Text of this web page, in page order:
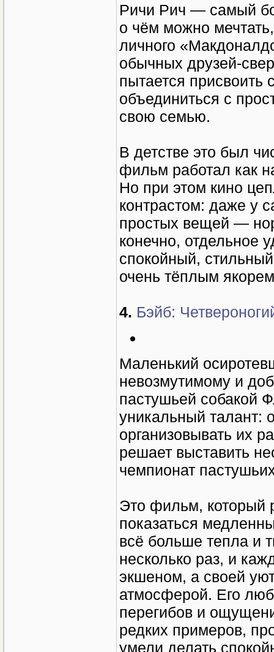
Ричи Рич — самый
о чём можно
личного
обычных друзей-
пытается присвоить
объединиться с
свою семью.
В детстве это был
фильм работал как
Но при этом кино
контрастом: даже у
простых вещей —
конечно, отдельное
спокойный,
очень тёплым якорем
4. Бэйб:
Маленький
невозмутимому и
пастушьей собакой
уникальный талант:
организовывать их
решает выставить
чемпионат
Это фильм, который
показаться
всё больше тепла и
несколько раз, и
экшеном, а своей
атмосферой. Его
перегибов и
редких примеров,
умели делать